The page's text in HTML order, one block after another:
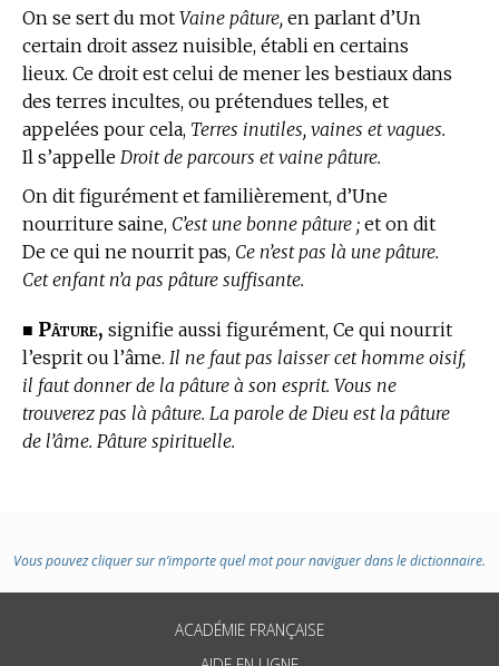
On se sert du mot Vaine pâture, en parlant d’Un
certain droit assez nuisible, établi en certains
lieux. Ce droit est celui de mener les bestiaux dans
des terres incultes, ou prétendues telles, et
appelées pour cela, Terres inutiles, vaines et vagues.
Il s’appelle Droit de parcours et vaine pâture.
On dit figurément et familièrement, d’Une
nourriture saine, C’est une bonne pâture ; et on dit
De ce qui ne nourrit pas, Ce n’est pas là une pâture.
Cet enfant n’a pas pâture suffisante.
■ Pâture, signifie aussi figurément, Ce qui nourrit
l’esprit ou l’âme. Il ne faut pas laisser cet homme oisif,
il faut donner de la pâture à son esprit. Vous ne
trouverez pas là pâture. La parole de Dieu est la pâture
de l’âme. Pâture spirituelle.
Vous pouvez cliquer sur n’importe quel mot pour naviguer dans le dictionnaire.
ACADÉMIE FRANÇAISE